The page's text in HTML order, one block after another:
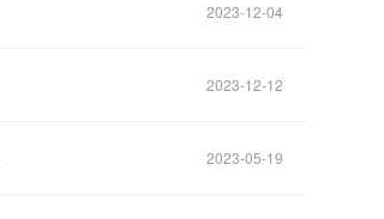
2023-12-04
2023-12-12
2023-05-19